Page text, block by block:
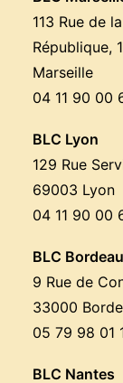
113 Rue de la
République,
Marseille
04 11 90 00
BLC Lyon
129 Rue
69003 Lyon
04 11 90 00
BLC
9 Rue de
33000
05 79 98 01
BLC Nantes